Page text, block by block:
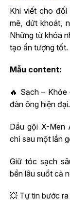
Khi viết cho đối
mẽ, dứt khoát,
Những từ khóa
tạo ấn tượng tốt.
Mẫu content:
🔥 Sạch –
đàn ông hiện đại.
Dầu gội X-Men
chỉ sau một lần
Giữ tóc sạch
bền lâu suốt cả
💥 Tự tin bước